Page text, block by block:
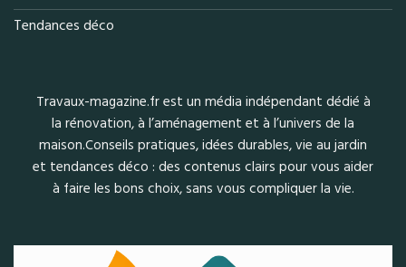
Tendances déco
Travaux-magazine.fr est un média indépendant dédié à
la rénovation, à l’aménagement et à l’univers de la
maison.Conseils pratiques, idées durables, vie au jardin
et tendances déco : des contenus clairs pour vous aider
à faire les bons choix, sans vous compliquer la vie.